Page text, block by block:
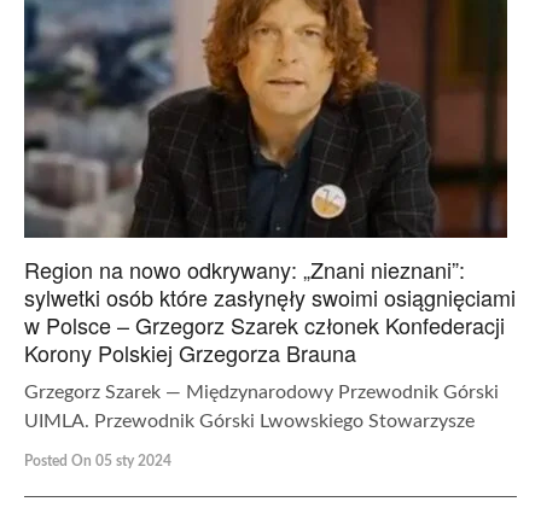
Region na nowo odkrywany: „Znani nieznani”:
sylwetki osób które zasłynęły swoimi osiągnięciami
w Polsce – Grzegorz Szarek członek Konfederacji
Korony Polskiej Grzegorza Brauna
Grzegorz Szarek — Międzynarodowy Przewodnik Górski
UIMLA. Przewodnik Górski Lwowskiego Stowarzysze
Posted On 05 sty 2024